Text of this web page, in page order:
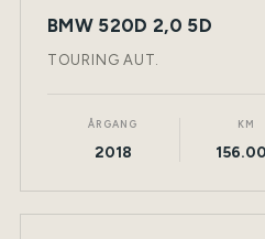
NY BIL
BMW 520D 2,0 5D
TOURING AUT.
ÅRGANG
2018
KM